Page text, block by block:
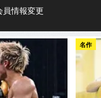
員情報変更
名作